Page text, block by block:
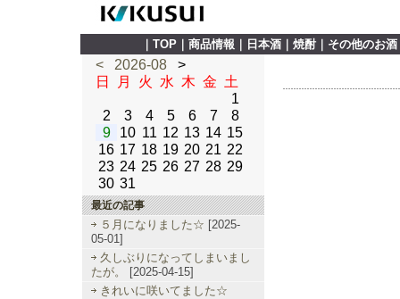
TOP 商品情報 日本酒 焼酎｜ その他のお酒
< 2026-08 >
日
月 火 水 木 金 土
1
2
3 4 5 6 7
8
9
10 11 12 13 14 15
16 17 18 19 20 21 22
23 24 25 26 27 28 29
30 31
最近の記事
５月になりました☆ [2025-
05-01]
久しぶりになってしまいまし
たが。
[2025-04-15]
きれいに咲いてました☆